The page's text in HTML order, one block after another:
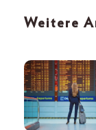
Weitere